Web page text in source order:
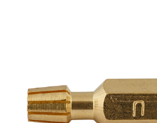
Оформление заказа